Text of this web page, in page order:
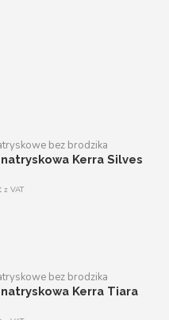
bez brodzika
Kerra Silves
z VAT
bez brodzika
Kerra Tiara